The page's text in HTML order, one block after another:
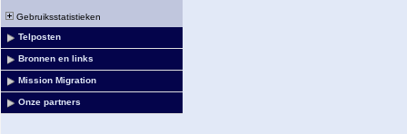
Gebruiksstatistieken
Telposten
Bronnen en links
Mission Migration
Onze partners